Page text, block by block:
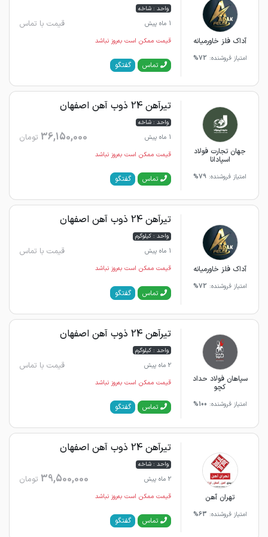
آداک فلز خاورمیانه
امتیاز فروشنده: 72%
واحد : شاخه
1 ماه پیش
قیمت با تماس
قیمت ممکن است به‌روز نباشد
تماس گفتگو
جهان تجارت فولاد
اسپادانا
امتیاز فروشنده: 79%
تیرآهن 24 ذوب آهن اصفهان
واحد : شاخه
1 ماه پیش
36,150,000 تومان
قیمت ممکن است به‌روز نباشد
تماس گفتگو
آداک فلز خاورمیانه
امتیاز فروشنده: 72%
تیرآهن 24 ذوب آهن اصفهان
واحد : کیلوگرم
1 ماه پیش
قیمت با تماس
قیمت ممکن است به‌روز نباشد
تماس گفتگو
سپاهان فولاد حداد
کچو
امتیاز فروشنده: 100%
تیرآهن 24 ذوب آهن اصفهان
واحد : کیلوگرم
2 ماه پیش
قیمت با تماس
قیمت ممکن است به‌روز نباشد
تماس گفتگو
تهران آهن
امتیاز فروشنده: 63%
تیرآهن 24 ذوب آهن اصفهان
واحد : شاخه
2 ماه پیش
39,500,000 تومان
قیمت ممکن است به‌روز نباشد
تماس گفتگو